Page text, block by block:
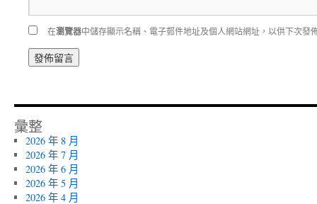
在瀏覽器中儲存顯示名稱、電子郵件地址及個人網站網址，以供下次發
彙整
2026 年 8 月
2026 年 7 月
2026 年 6 月
2026 年 5 月
2026 年 4 月